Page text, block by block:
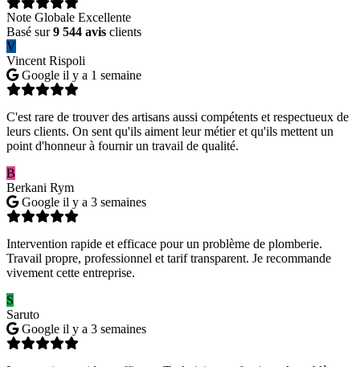
Note Globale Excellente
Basé sur9 544 avis clients
V
Vincent Rispoli
Google il y a 1 semaine
C'est rare de trouver des artisans aussi compétents et respectueux de
leurs clients. On sent qu'ils aiment leur métier et qu'ils mettent un
point d'honneur à fournir un travail de qualité.
B
Berkani Rym
Google il y a 3 semaines
Intervention rapide et efficace pour un problème de plomberie.
Travail propre, professionnel et tarif transparent. Je recommande
vivement cette entreprise.
S
Saruto
Google il y a 3 semaines